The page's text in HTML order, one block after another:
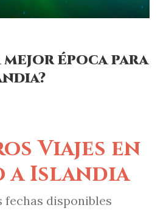
mejor época para
Viajes en
a Islandia
fechas disponibles